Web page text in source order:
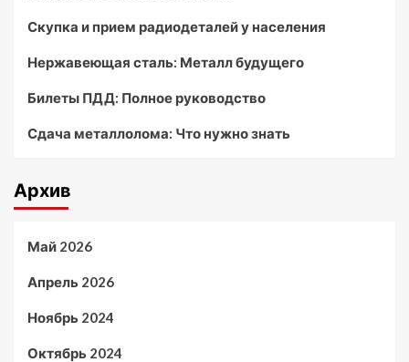
Скупка и прием радиодеталей у населения
Нержавеющая сталь: Металл будущего
Билеты ПДД: Полное руководство
Сдача металлолома: Что нужно знать
Архив
Май 2026
Апрель 2026
Ноябрь 2024
Октябрь 2024